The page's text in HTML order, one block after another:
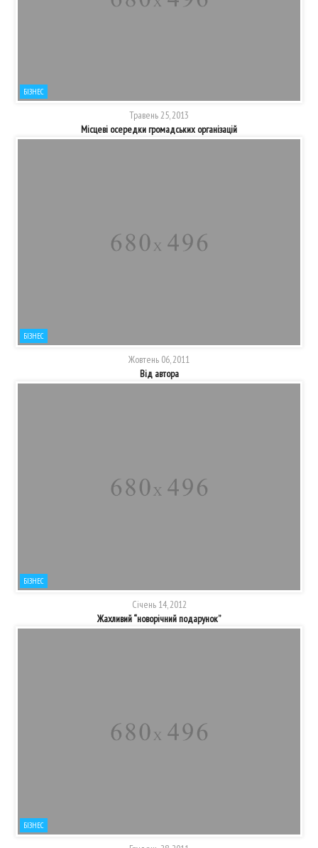
БІЗНЕС
Травень 25, 2013
Місцеві осередки громадських організацій
БІЗНЕС
Жовтень 06, 2011
Від автора
БІЗНЕС
Січень 14, 2012
Жахливий “новорічний подарунок”
БІЗНЕС